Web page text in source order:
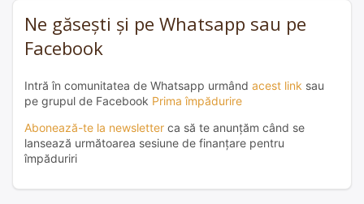
Ne găsești și pe Whatsapp sau pe
Facebook
Intră în comunitatea de Whatsapp urmând acest link sau
pe grupul de Facebook Prima împădurire
Abonează-te la newsletter ca să te anunțăm când se
lansează următoarea sesiune de finanțare pentru
împăduriri